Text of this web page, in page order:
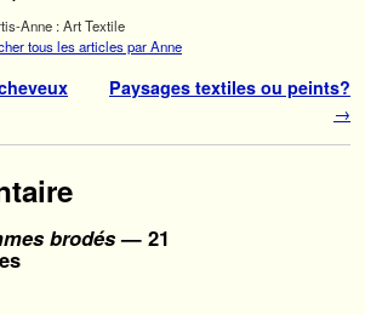
Anne : Art Textile
tous les articles par Anne
Paysages textiles ou peints?
→
brodés— 21